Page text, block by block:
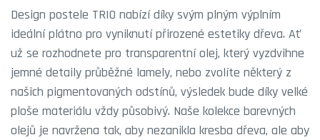
Design postele TRIO nabízí díky svým plným výplním
ideální plátno pro vyniknutí přirozené estetiky dřeva. Ať
už se rozhodnete pro transparentní olej, který vyzdvihne
jemné detaily průběžné lamely, nebo zvolíte některý z
našich pigmentovaných odstínů, výsledek bude díky velké
ploše materiálu vždy působivý. Naše kolekce barevných
olejů je navržena tak, aby nezanikla kresba dřeva, ale aby